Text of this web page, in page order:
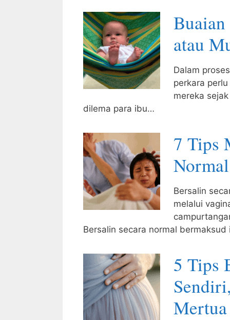
Buaian
atau
Dalam
perkara
mereka
dilema para ibu…
7 Tips
Bersalin
melalui
Bersalin secara normal
5 Tips
Mertua